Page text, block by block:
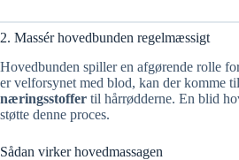
2. Massér hovedbunden regelmæssigt
Hovedbunden spiller en afgørende rolle
er velforsynet med blod, kan der komme
næringsstoffer til hårrødderne. En blid
støtte denne proces.
Sådan virker hovedmassagen